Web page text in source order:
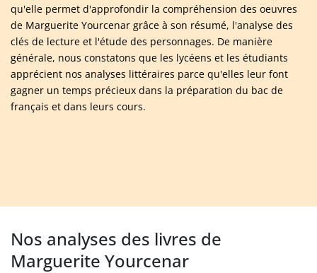
qu'elle permet d'approfondir la compréhension des oeuvres
de Marguerite Yourcenar grâce à son résumé, l'analyse des
clés de lecture et l'étude des personnages. De manière
générale, nous constatons que les lycéens et les étudiants
apprécient nos analyses littéraires parce qu'elles leur font
gagner un temps précieux dans la préparation du bac de
français et dans leurs cours.
Nos analyses des livres de
Marguerite Yourcenar